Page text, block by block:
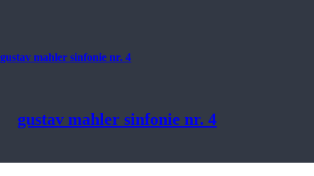
gustav mahler sinfonie nr. 4
gustav mahler sinfonie nr. 4